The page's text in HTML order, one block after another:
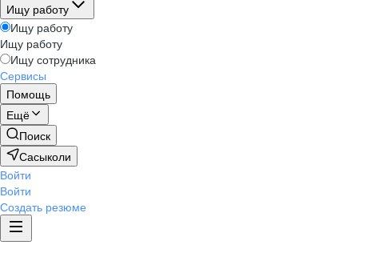
Ищу работу
Ищу работу
Ищу работу
Ищу сотрудника
Сервисы
Помощь
Ещё
Поиск
Сасыколи
Войти
Войти
Создать резюме